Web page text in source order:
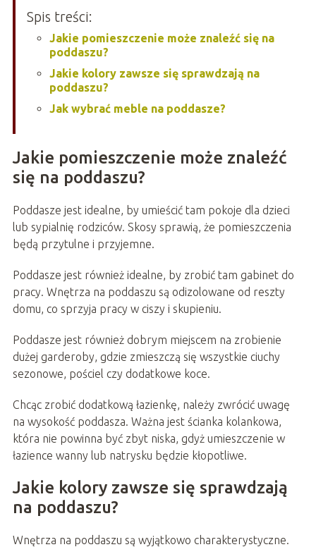
Spis treści:
Jakie pomieszczenie może znaleźć się na
poddaszu?
Jakie kolory zawsze się sprawdzają na
poddaszu?
Jak wybrać meble na poddasze?
Jakie pomieszczenie może znaleźć
się na poddaszu?
Poddasze jest idealne, by umieścić tam pokoje dla dzieci
lub sypialnię rodziców. Skosy sprawią, że pomieszczenia
będą przytulne i przyjemne.
Poddasze jest również idealne, by zrobić tam gabinet do
pracy. Wnętrza na poddaszu są odizolowane od reszty
domu, co sprzyja pracy w ciszy i skupieniu.
Poddasze jest również dobrym miejscem na zrobienie
dużej garderoby, gdzie zmieszczą się wszystkie ciuchy
sezonowe, pościel czy dodatkowe koce.
Chcąc zrobić dodatkową łazienkę, należy zwrócić uwagę
na wysokość poddasza. Ważna jest ścianka kolankowa,
która nie powinna być zbyt niska, gdyż umieszczenie w
łazience wanny lub natrysku będzie kłopotliwe.
Jakie kolory zawsze się sprawdzają
na poddaszu?
Wnętrza na poddaszu są wyjątkowo charakterystyczne.